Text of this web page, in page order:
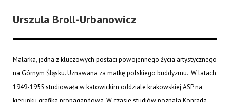
Urszula Broll-Urbanowicz
Malarka, jedna z kluczowych postaci powojennego życia artystycznego
na Górnym Śląsku. Uznawana za matkę polskiego buddyzmu. W latach
1949-1955 studiowała w katowickim oddziale krakowskiej ASP na